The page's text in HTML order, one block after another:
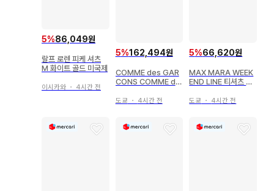
5%86,049원
랄프 로렌 피케 셔츠
M 화이트 골드 미국제
이시카와 ・ 4시간 전
5%162,494원
COMME des GAR
CONS COMME de
티셔츠 여성용
도쿄 ・ 4시간 전
5%66,620원
MAX MARA WEEK
END LINE 티셔츠 여
도쿄 ・ 4시간 전